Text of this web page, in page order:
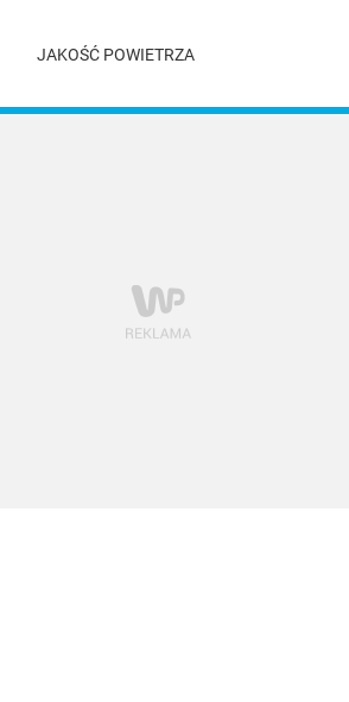
JAKOŚĆ POWIETRZA